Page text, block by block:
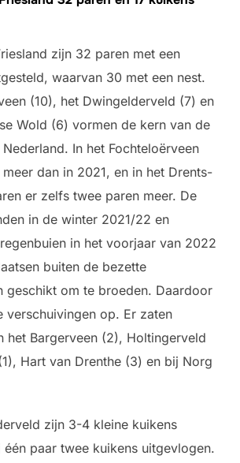
zijn 32 paren met een
waarvan 30 met een nest.
(10), het Dwingelderveld (7) en
Wold (6) vormen de kern van de
In het Fochteloërveen
dan in 2021, en in het Drents-
er zelfs twee paren meer. De
in de winter 2021/22 en
in het voorjaar van 2022
buiten de bezette
geschikt om te broeden. Daardoor
verschuivingen op. Er zaten
het Bargerveen (2), Holtingerveld
Hart van Drenthe (3) en bij Norg
zijn 3-4 kleine kuikens
paar twee kuikens uitgevlogen.